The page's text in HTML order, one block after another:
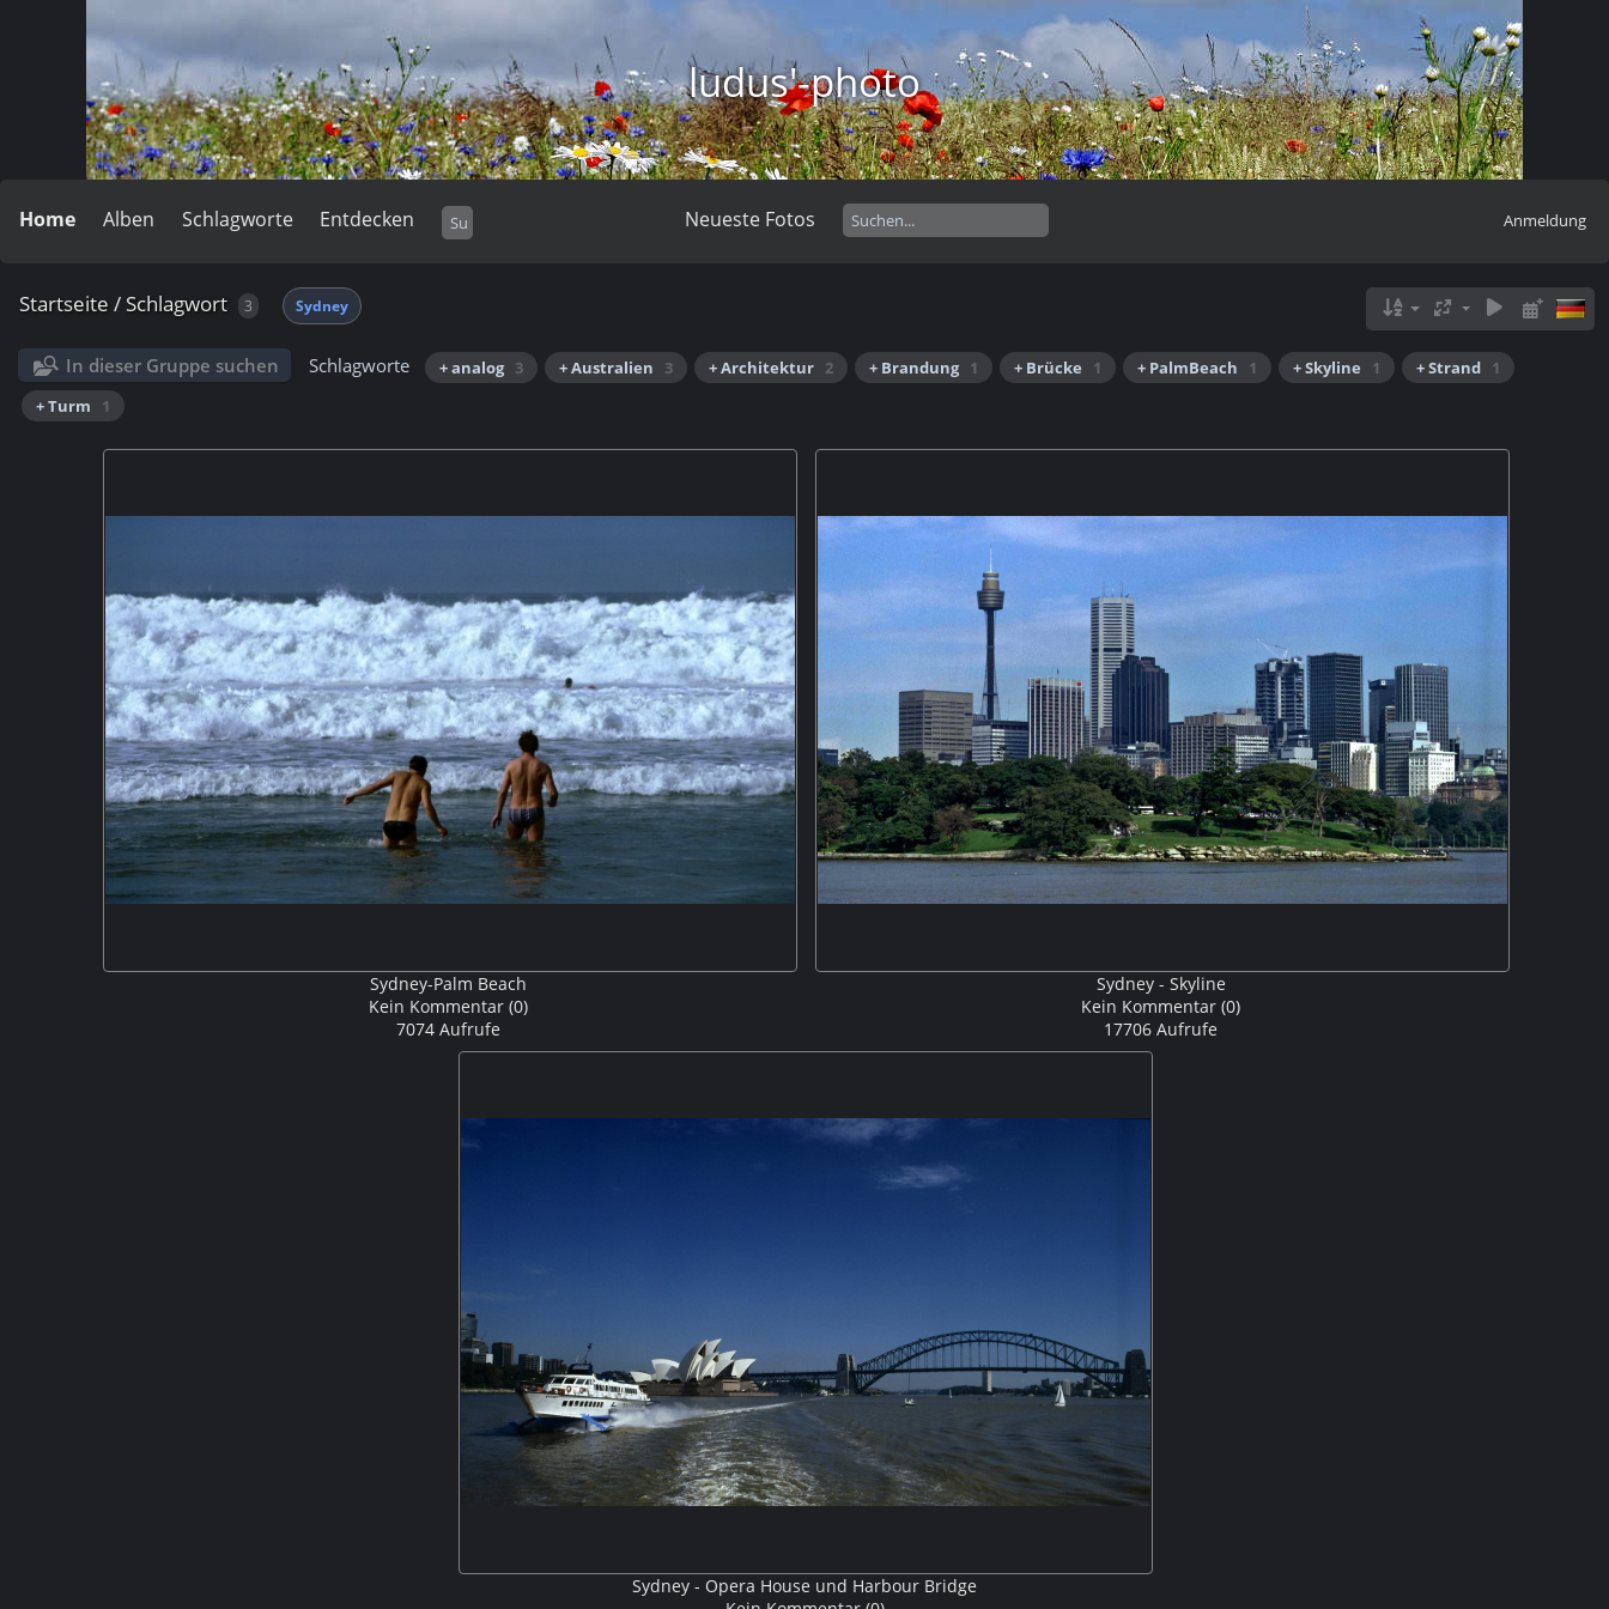
ludus'-photo
Home Alben Schlagworte Entdecken Neueste Fotos Anmeldung
Startseite /Schlagwort 3 Sydney
In dieser Gruppe suchen Schlagworte + analog 3 + Australien 3 + Architektur 2 + Brandung 1 + Brücke 1 + PalmBeach 1 + Skyline 1 + Strand 1
+ Turm
1
Sydney-Palm Beach
Kein Kommentar (0)
7074 Aufrufe
Sydney - Skyline
Kein Kommentar (0)
17706 Aufrufe
Sydney - Opera House und Harbour Bridge